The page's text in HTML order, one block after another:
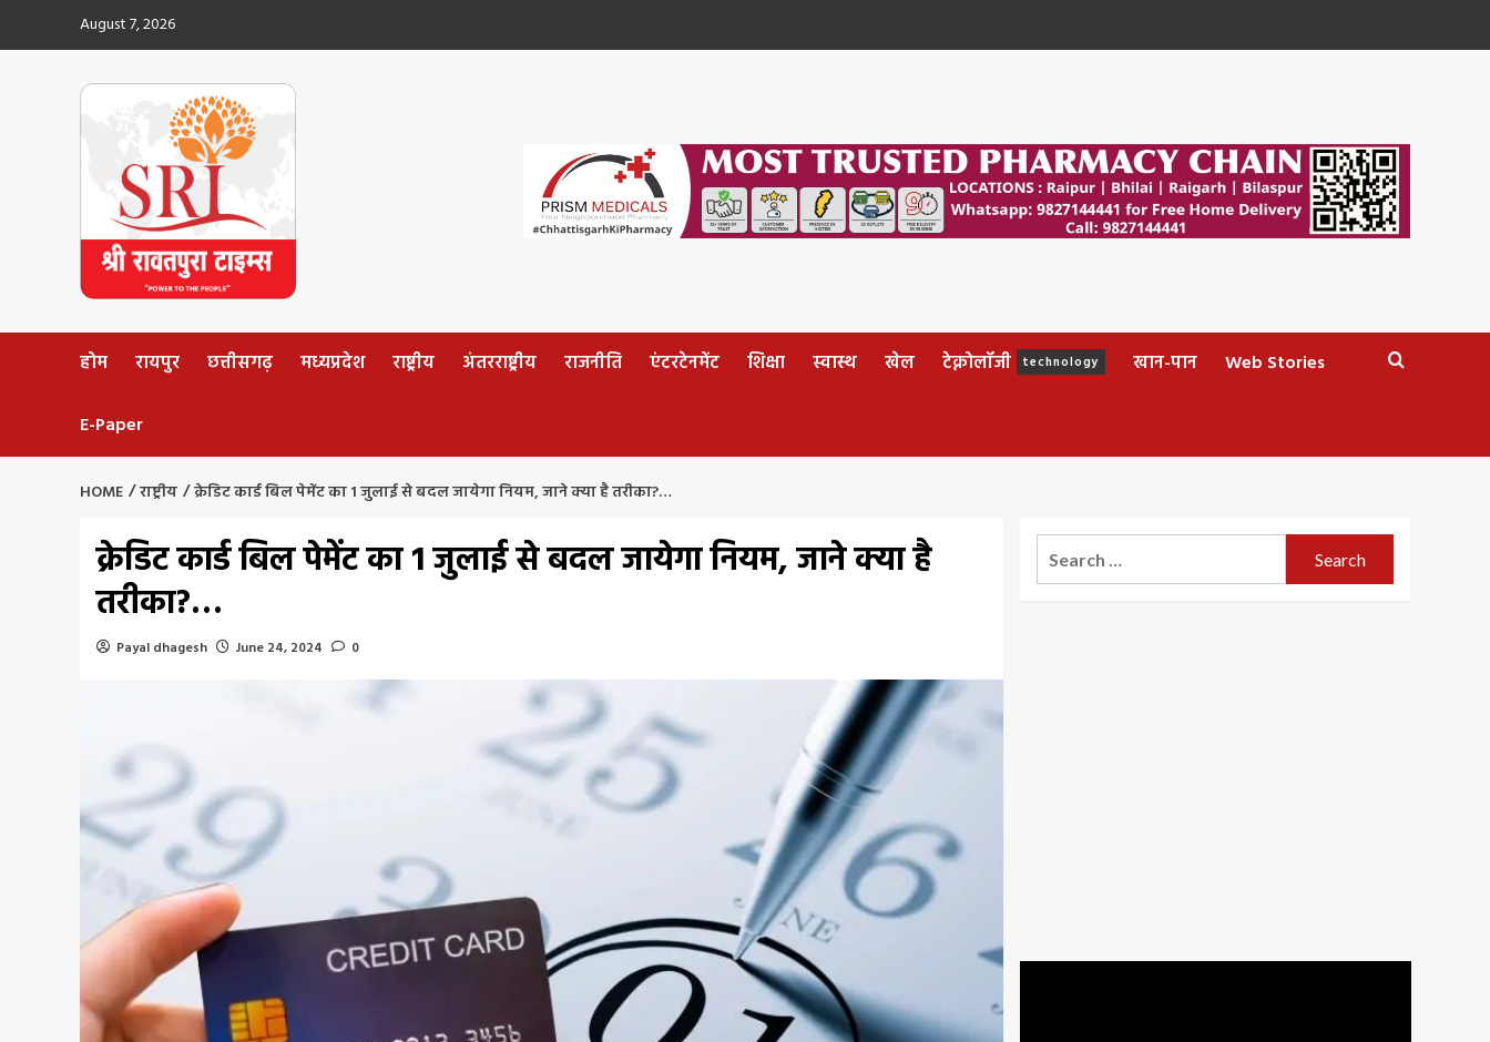
August 7, 2026
होम रायपुर छत्तीसगढ़ मध्यप्रदेश राष्ट्रीय अंतरराष्ट्रीय राजनीति एंटरटेनमेंट शिक्षा स्वास्थ खेल टेक्नोलॉजी technology खान-पान Web Stories
E-Paper
HOME राष्ट्रीय क्रेडिट कार्ड बिल पेमेंट का 1 जुलाई से बदल जायेगा नियम, जाने क्या है तरीका?…
क्रेडिट कार्ड बिल पेमेंट का 1 जुलाई से बदल जायेगा नियम, जाने क्या है
तरीका?…
Payal dhagesh June 24, 2024 0
for: